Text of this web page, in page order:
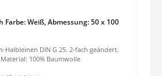
Weiß, Abmessung: 50 x 100
Halbleinen DIN G 25. 2-fach geändert.
Kochfest bis 95° C Material: 100% Baumwolle